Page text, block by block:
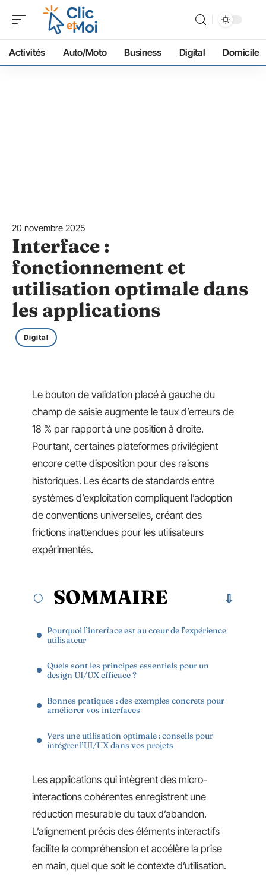
Activités Auto/Moto Business Digital Domicile
20 novembre 2025
Interface :
fonctionnement et
utilisation optimale dans
les applications
Digital
Le bouton de validation placé à gauche du
champ de saisie augmente le taux d’erreurs de
18 % par rapport à une position à droite.
Pourtant, certaines plateformes privilégient
encore cette disposition pour des raisons
historiques. Les écarts de standards entre
systèmes d’exploitation compliquent l’adoption
de conventions universelles, créant des
frictions inattendues pour les utilisateurs
expérimentés.
SOMMAIRE
Pourquoi l’interface est au cœur de l’expérience
utilisateur
Quels sont les principes essentiels pour un
design UI/UX efficace ?
Bonnes pratiques : des exemples concrets pour
améliorer vos interfaces
Vers une utilisation optimale : conseils pour
intégrer l’UI/UX dans vos projets
Les applications qui intègrent des micro-
interactions cohérentes enregistrent une
réduction mesurable du taux d’abandon.
L’alignement précis des éléments interactifs
facilite la compréhension et accélère la prise
en main, quel que soit le contexte d’utilisation.